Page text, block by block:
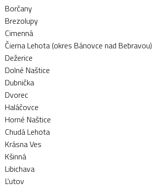
Borčany
Brezolupy
Cimenná
Čierna Lehota (okres Bánovce nad Bebravou)
Dežerice
Dolné Naštice
Dubnička
Dvorec
Haláčovce
Horné Naštice
Chudá Lehota
Krásna Ves
Kšinná
Libichava
Ľutov